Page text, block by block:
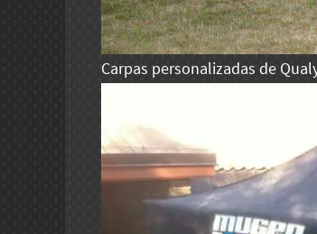
Carpas personalizadas de